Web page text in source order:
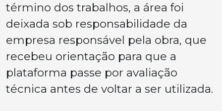
término dos trabalhos, a área foi
deixada sob responsabilidade da
empresa responsável pela obra, que
recebeu orientação para que a
plataforma passe por avaliação
técnica antes de voltar a ser utilizada.